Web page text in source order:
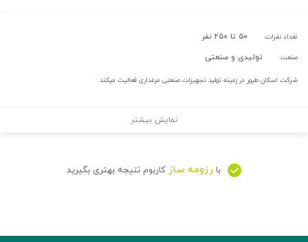
تعداد نفرات: ۵۰ تا ۲۵۰ نفر
صنعت: تولیدی و صنعتی
شرکت اسکان طیور در زمینه تولید تجهیزات صنعتی مرغداری فعالیت میکند.
نمایش بیشتر
با رزومه ساز کاربوم نتیجه بهتری بگیرید